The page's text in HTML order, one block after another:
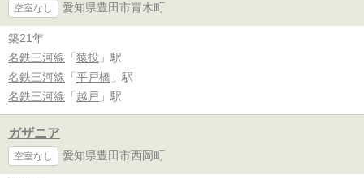
空室なし 愛知県豊田市青木町
築21年
名鉄三河線 「 猿投 」駅
名鉄三河線 「 平戸橋 」駅
名鉄三河線 「 越戸 」駅
ガザニア
空室なし 愛知県豊田市西岡町